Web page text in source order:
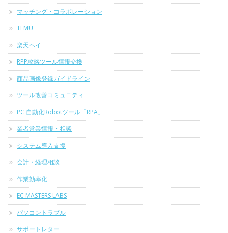
マッチング・コラボレーション
TEMU
楽天ペイ
RPP攻略ツール情報交換
商品画像登録ガイドライン
ツール改善コミュニティ
PC 自動化Robotツール「RPA」
業者営業情報・相談
システム導入支援
会計・経理相談
作業効率化
EC MASTERS LABS
パソコントラブル
サポートレター